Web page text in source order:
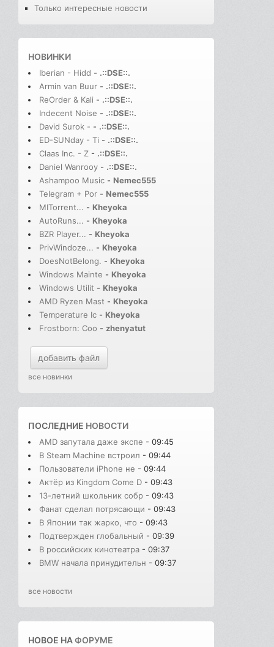
Только интересные новости
НОВИНКИ
Iberian - Hidd - .::DSE::.
Armin van Buur - .::DSE::.
ReOrder & Kali - .::DSE::.
Indecent Noise - .::DSE::.
David Surok - - .::DSE::.
ED-SUNday - Ti - .::DSE::.
Claas Inc. - Z - .::DSE::.
Daniel Wanrooy - .::DSE::.
Ashampoo Music - Nemec555
Telegram + Por - Nemec555
MITorrent... - Kheyoka
AutoRuns... - Kheyoka
BZR Player... - Kheyoka
PrivWindoze... - Kheyoka
DoesNotBelong. - Kheyoka
Windows Mainte - Kheyoka
Windows Utilit - Kheyoka
AMD Ryzen Mast - Kheyoka
Temperature Ic - Kheyoka
Frostborn: Coo - zhenyatut
добавить файл
все новинки
ПОСЛЕДНИЕ НОВОСТИ
AMD запутала даже экспе - 09:45
В Steam Machine встроил - 09:44
Пользователи iPhone не - 09:44
Актёр из Kingdom Come D - 09:43
13-летний школьник собр - 09:43
Фанат сделал потрясающи - 09:43
В Японии так жарко, что - 09:43
Подтвержден глобальный - 09:39
В российских кинотеатра - 09:37
BMW начала принудительн - 09:37
все новости
НОВОЕ НАФОРУМЕ